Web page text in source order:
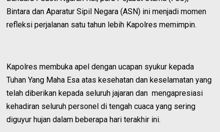
Bintara dan Aparatur Sipil Negara (ASN) ini menjadi momen
refleksi perjalanan satu tahun lebih Kapolres memimpin.
Kapolres membuka apel dengan ucapan syukur kepada
Tuhan Yang Maha Esa atas kesehatan dan keselamatan yang
telah diberikan kepada seluruh jajaran dan mengapresiasi
kehadiran seluruh personel di tengah cuaca yang sering
diguyur hujan dalam beberapa hari terakhir ini.